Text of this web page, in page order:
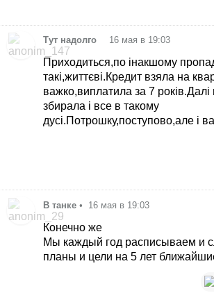
Тут надолго 16 мая в 19:03
Приходиться,по інакшому
такі,життєві.Кредит взяла на
важко,виплатила за 7
збирала і все в такому
дусі.Потрошку,поступово,але і
В танке • 16 мая в 19:03
Конечно же
Мы каждый год расписываем и
планы и цели на 5 лет